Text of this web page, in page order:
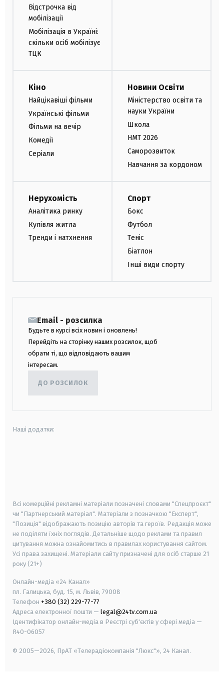
Відстрочка від
мобілізації
Мобілізація в Україні:
скільки осіб мобілізує
ТЦК
Кіно
Найцікавіші фільми
Українські фільми
Фільми на вечір
Комедії
Серіали
Новини Освіти
Міністерство освіти та
науки України
Школа
НМТ 2026
Саморозвиток
Навчання за кордоном
Нерухомість
Аналітика ринку
Купівля житла
Тренди і натхнення
Спорт
Бокс
Футбол
Теніс
Біатлон
Інші види спорту
Email - розсилка
Будьте в курсі всіх новин і оновлень!
Перейдіть на сторінку наших розсилок, щоб
обрати ті, що відповідають вашим
інтересам.
ДО РОЗСИЛОК
Наші додатки:
Всі комерційні рекламні матеріали позначені словами "Спецпроєкт"
чи "Партнерський матеріал". Матеріали з позначкою "Експерт",
"Позиція" відображають позицію авторів та героїв. Редакція може
не поділяти їхніх поглядів. Детальніше щодо реклами та правил
цитування можна ознайомитись в правилах користування сайтом.
Усі права захищені. Матеріали сайту призначені для осіб старше 21
року (21+)
Онлайн-медіа «24 Канал»
пл. Галицька, буд. 15, м. Львів, 79008
Телефон +380 (32) 229-77-77
Адреса електронної пошти — legal@24tv.com.ua
Ідентифікатор онлайн-медіа в Реєстрі суб'єктів у сфері медіа —
R40-06057
© 2005—2026, ПрАТ «Телерадіокомпанія "Люкс"», 24 Канал.